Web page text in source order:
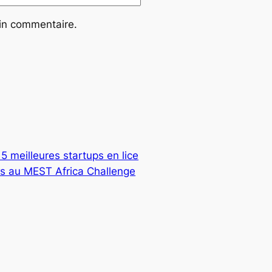
commentaire.
meilleures startups en lice
au MEST Africa Challenge